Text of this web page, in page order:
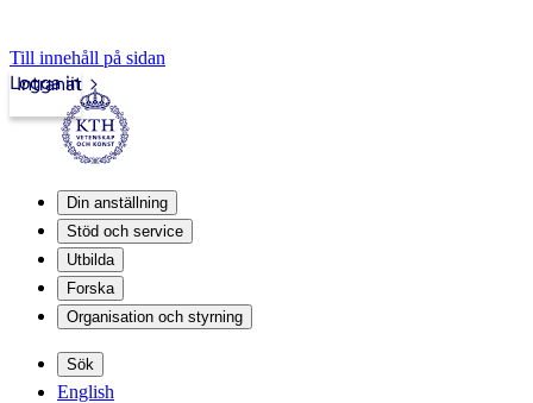
Till innehåll på sidan
Intranät
Logga in
Din anställning
Stöd och service
Utbilda
Forska
Organisation och styrning
Sök
English